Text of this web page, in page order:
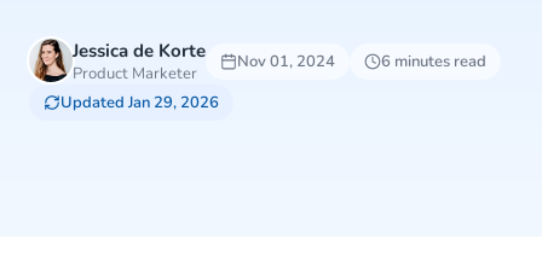
Jessica de Korte
Product Marketer
Nov 01, 2024
6 minutes read
Updated Jan 29, 2026